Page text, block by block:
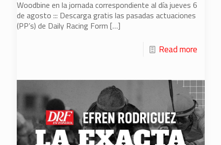
Woodbine en la jornada correspondiente al día jueves 6
de agosto ::: Descarga gratis las pasadas actuaciones
(PP’s) de Daily Racing Form […]
Read more